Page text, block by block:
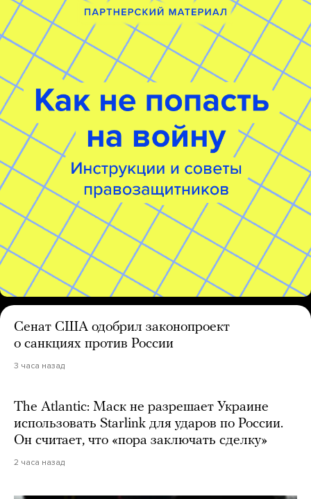
Сенат США одобрил законопроект
о санкциях против России
3 часа назад
The Atlantic: Маск не разрешает Украине
использовать Starlink для ударов по России.
Он считает, что «пора заключать сделку»
2 часа назад